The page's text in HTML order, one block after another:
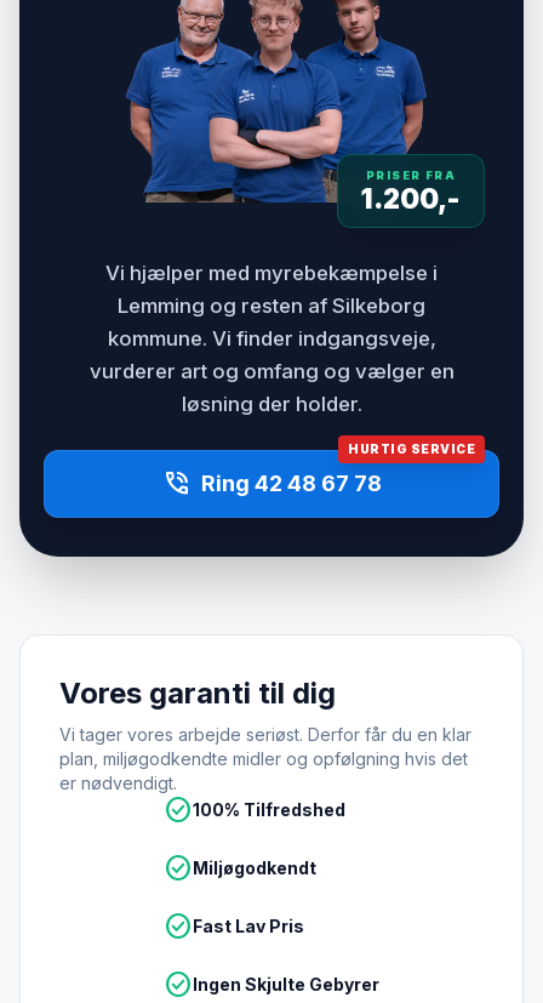
PRISER FRA
1.200,-
Vi hjælper med myrebekæmpelse i
Lemming og resten af Silkeborg
kommune. Vi finder indgangsveje,
vurderer art og omfang og vælger en
løsning der holder.
HURTIG SERVICE
phone_in_talk Ring 42 48 67 78
Vores garanti til dig
Vi tager vores arbejde seriøst. Derfor får du en klar
plan, miljøgodkendte midler og opfølgning hvis det
er nødvendigt.
check_circle100% Tilfredshed
check_circleMiljøgodkendt
check_circleFast Lav Pris
check_circleIngen Skjulte Gebyrer